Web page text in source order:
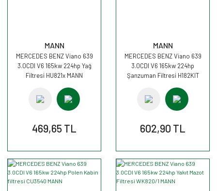
MANN
MERCEDES BENZ Viano 639
3.0CDI V6 165kw 224hp Yağ
Filtresi HU821x MANN
469,65 TL
MANN
MERCEDES BENZ Viano 639
3.0CDI V6 165kw 224hp
Şanzuman Filtresi H182KIT
602,90 TL